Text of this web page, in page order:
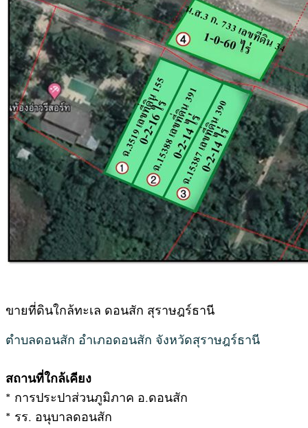
ขายที่ดินใกล้ทะเล ดอนสัก สุราษฎร์ธานี
ตำบลดอนสัก อำเภอดอนสัก จังหวัดสุราษฎร์ธานี
สถานที่ใกล้เคียง
* การประปาส่วนภูมิภาค อ.ดอนสัก
* รร. อนุบาลดอนสัก